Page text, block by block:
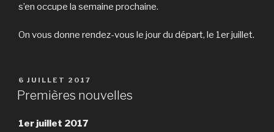
s’en occupe la semaine prochaine.
On vous donne rendez-vous le jour du départ, le 1er juillet.
PUBLIÉ
LE
6 JUILLET 2017
Premières nouvelles
1er juillet 2017